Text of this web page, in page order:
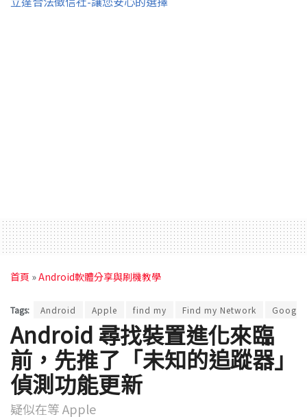
首頁 »Android軟體分享與刷機教學
Tags: Android Apple find my Find my Network Google
Android 尋找裝置進化來臨
前，先推了「未知的追蹤器」
偵測功能更新
疑似在等 Apple